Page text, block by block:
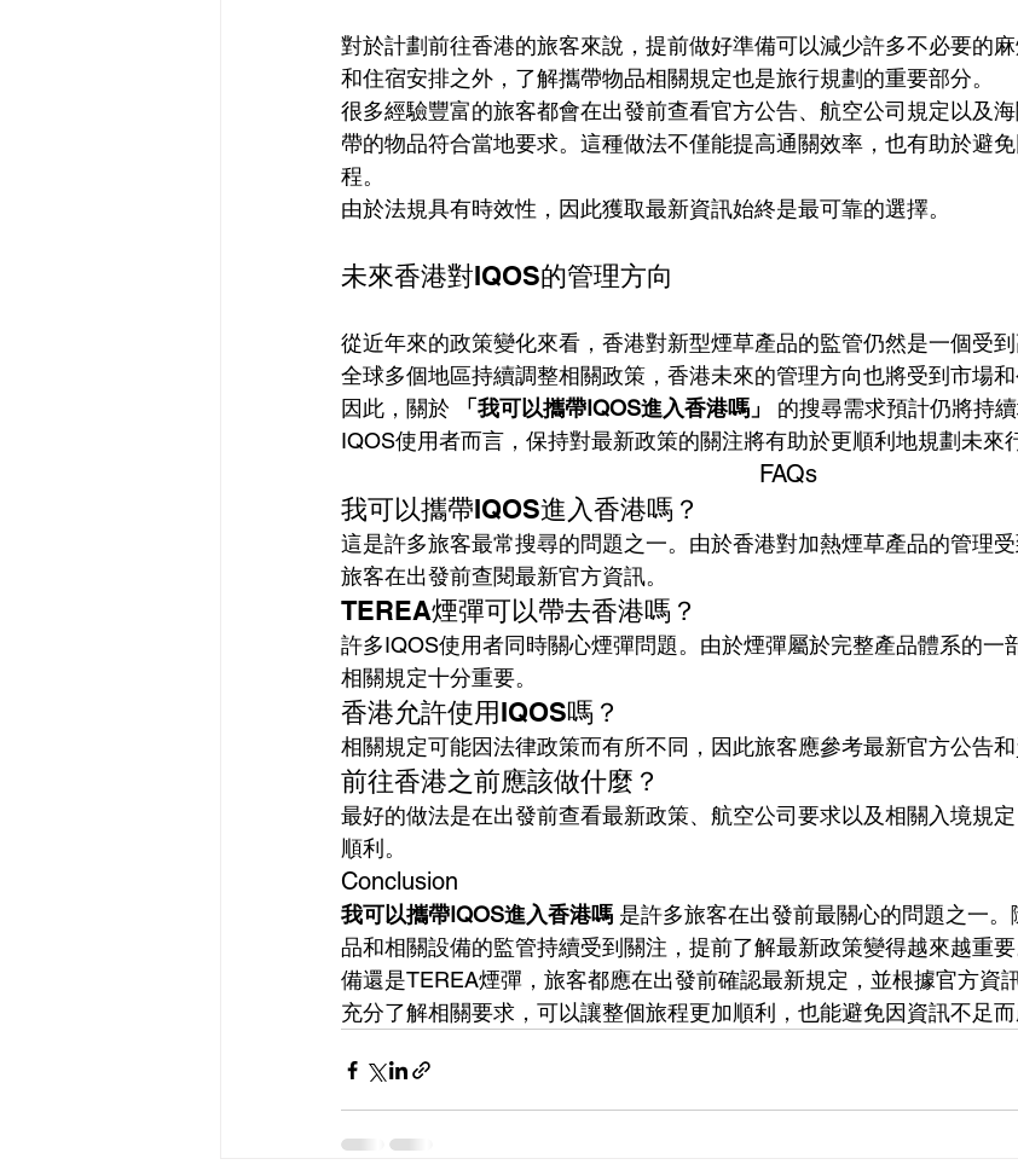
對於計劃前往香港的旅客來說，提前做好準備可以減少許多不必要的
和住宿安排之外，了解攜帶物品相關規定也是旅行規劃的重要部分。
很多經驗豐富的旅客都會在出發前查看官方公告、航空公司規定以及
帶的物品符合當地要求。這種做法不僅能提高通關效率，也有助於避
程。
由於法規具有時效性，因此獲取最新資訊始終是最可靠的選擇。
未來香港對IQOS的管理方向
從近年來的政策變化來看，香港對新型煙草產品的監管仍然是一個受
全球多個地區持續調整相關政策，香港未來的管理方向也將受到市場和
因此，關於
「我可以攜帶IQOS進入香港嗎」
的搜尋需求預計仍將持
IQOS使用者而言，保持對最新政策的關注將有助於更順利地規劃未來
FAQs
我可以攜帶IQOS進入香港嗎？
這是許多旅客最常搜尋的問題之一。由於香港對加熱煙草產品的管理
旅客在出發前查閱最新官方資訊。
TEREA煙彈可以帶去香港嗎？
許多IQOS使用者同時關心煙彈問題。由於煙彈屬於完整產品體系的一
相關規定十分重要。
香港允許使用IQOS嗎？
相關規定可能因法律政策而有所不同，因此旅客應參考最新官方公告和
前往香港之前應該做什麼？
最好的做法是在出發前查看最新政策、航空公司要求以及相關入境規
順利。
Conclusion
我可以攜帶IQOS進入香港嗎 是許多旅客在出發前最關心的問題之一
品和相關設備的監管持續受到關注，提前了解最新政策變得越來越重
備還是TEREA煙彈，旅客都應在出發前確認最新規定，並根據官方資
充分了解相關要求，可以讓整個旅程更加順利，也能避免因資訊不足而